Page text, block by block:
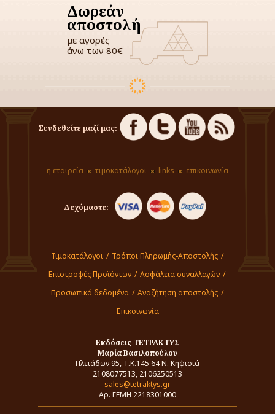
Δωρεάν
αποστολή
με αγορές
άνω των 80€
Συνδεθείτε μαζί μας:
η εταιρεία τιμοκατάλογοι links επικοινωνία
Δεχόμαστε:
Τιμοκατάλογοι / Τρόποι Πληρωμής-Αποστολής /
Επιστροφές Προϊόντων / Ασφάλεια συναλλαγών /
Προσωπικά δεδομένα / Αναζήτηση αποστολής /
Επικοινωνία
Εκδόσεις ΤΕΤΡΑΚΤΥΣ
Μαρία Βασιλοπούλου
Πλειάδων 95, Τ.Κ.145 64 Ν. Κηφισιά
2108077513, 2106250513
sales@tetraktys.gr
Αρ. ΓΕΜΗ 2218301000